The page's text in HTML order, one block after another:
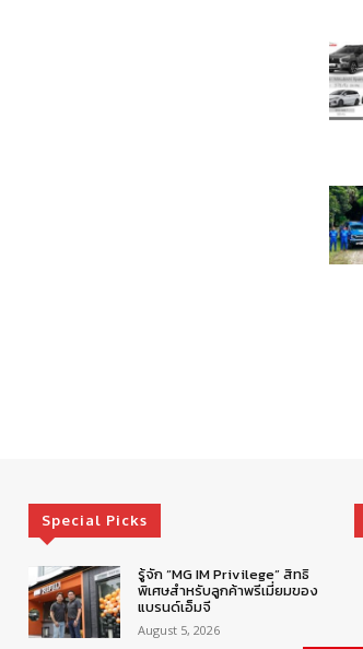
Special Picks
รู้จัก “MG IM Privilege” สิทธิ
พิเศษสำหรับลูกค้าพรีเมี่ยมของ
แบรนด์เอ็มจี
August 5, 2026